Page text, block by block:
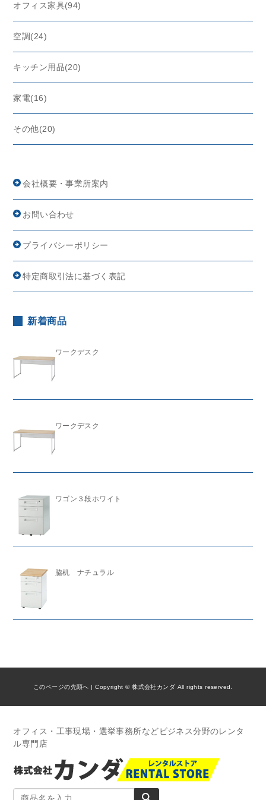
オフィス家具(94)
空調(24)
キッチン用品(20)
家電(16)
その他(20)
会社概要・事業所案内
お問い合わせ
プライバシーポリシー
特定商取引法に基づく表記
新着商品
ワークデスク
ワークデスク
ワゴン３段ホワイト
脇机 ナチュラル
このページの先頭へ | Copyright © 株式会社カンダ All rights reserved.
オフィス・工事現場・選挙事務所などビジネス分野のレンタ
ル専門店